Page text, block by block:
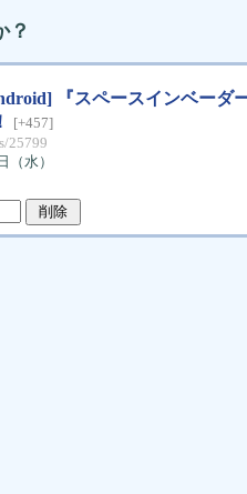
？
『スペースインベー
[+457]
25799
水）